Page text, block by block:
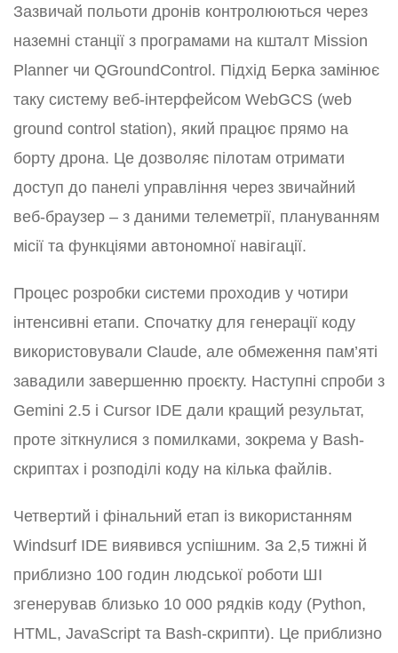
Зазвичай польоти дронів контролюються через
наземні станції з програмами на кшталт Mission
Planner чи QGroundControl. Підхід Берка замінює
таку систему веб-інтерфейсом WebGCS (web
ground control station), який працює прямо на
борту дрона. Це дозволяє пілотам отримати
доступ до панелі управління через звичайний
веб-браузер – з даними телеметрії, плануванням
місії та функціями автономної навігації.
Процес розробки системи проходив у чотири
інтенсивні етапи. Спочатку для генерації коду
використовували Claude, але обмеження пам’яті
завадили завершенню проєкту. Наступні спроби з
Gemini 2.5 і Cursor IDE дали кращий результат,
проте зіткнулися з помилками, зокрема у Bash-
скриптах і розподілі коду на кілька файлів.
Четвертий і фінальний етап із використанням
Windsurf IDE виявився успішним. За 2,5 тижні й
приблизно 100 годин людської роботи ШІ
згенерував близько 10 000 рядків коду (Python,
HTML, JavaScript та Bash-скрипти). Це приблизно